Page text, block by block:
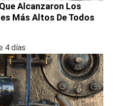
Alcanzaron Los
Más Altos De Todos
4 días